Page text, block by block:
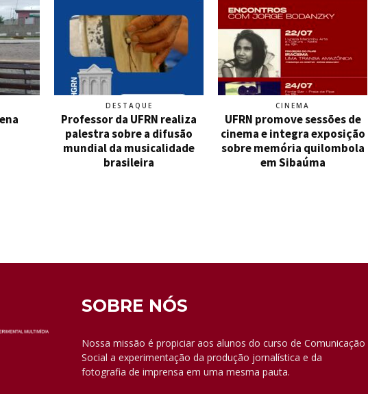
DESTAQUE
Professor da UFRN realiza
palestra sobre a difusão
mundial da musicalidade
brasileira
CINEMA
UFRN promove sessões de
cinema e integra exposição
sobre memória quilombola
em Sibaúma
SOBRE NÓS
Nossa missão é propiciar aos alunos do curso de Comunicação
Social a experimentação da produção jornalística e da
fotografia de imprensa em uma mesma pauta.